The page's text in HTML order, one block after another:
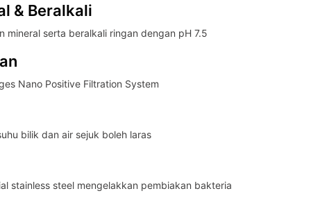
& Beralkali
mineral serta beralkali ringan dengan pH 7.5
Nano Positive Filtration System
bilik dan air sejuk boleh laras
stainless steel mengelakkan pembiakan bakteria